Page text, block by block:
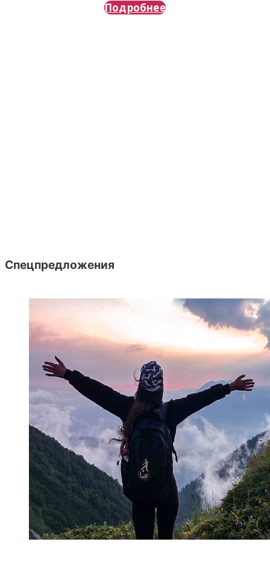
Подробнее
Спецпредложения